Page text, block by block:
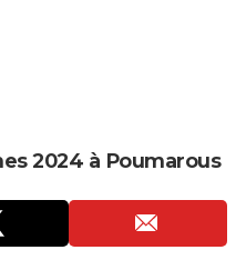
2024 à Poumarous